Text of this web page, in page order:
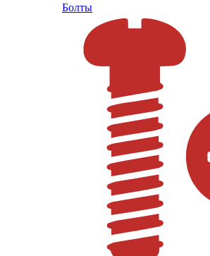
Болты